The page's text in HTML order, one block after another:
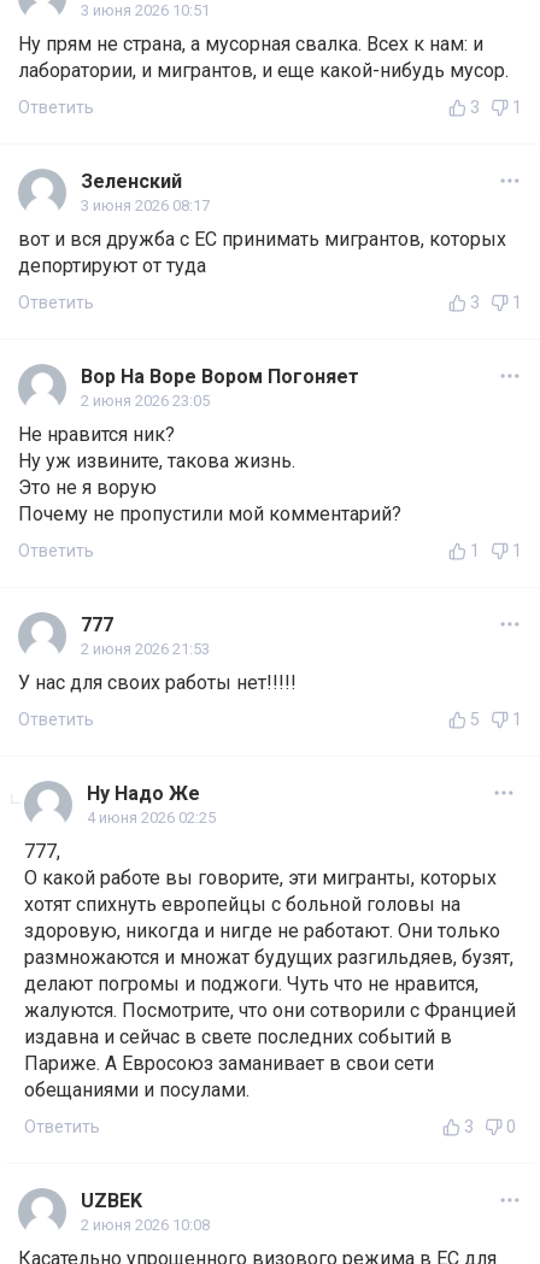
3 июня 2026 10:51
Ну прям не страна, а мусорная свалка. Всех к нам: и
лаборатории, и мигрантов, и еще какой-нибудь мусор.
Ответить 3 1
Зеленский
3 июня 2026 08:17
вот и вся дружба с ЕС принимать мигрантов, которых
депортируют от туда
Ответить 3 1
Вор На Воре Вором Погоняет
2 июня 2026 23:05
Не нравится ник?
Ну уж извините, такова жизнь.
Это не я ворую
Почему не пропустили мой комментарий?
Ответить 1 1
777
2 июня 2026 21:53
У нас для своих работы нет!!!!!
Ответить 5 1
Ну Надо Же
4 июня 2026 02:25
777,
О какой работе вы говорите, эти мигранты, которых
хотят спихнуть европейцы с больной головы на
здоровую, никогда и нигде не работают. Они только
размножаются и множат будущих разгильдяев, бузят,
делают погромы и поджоги. Чуть что не нравится,
жалуются. Посмотрите, что они сотворили с Францией
издавна и сейчас в свете последних событий в
Париже. А Евросоюз заманивает в свои сети
обещаниями и посулами.
Ответить 3 0
UZBEK
2 июня 2026 10:08
Касательно упрощенного визового режима в ЕС для